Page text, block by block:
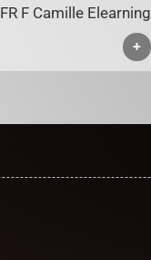
FR F Camille Elearning
+